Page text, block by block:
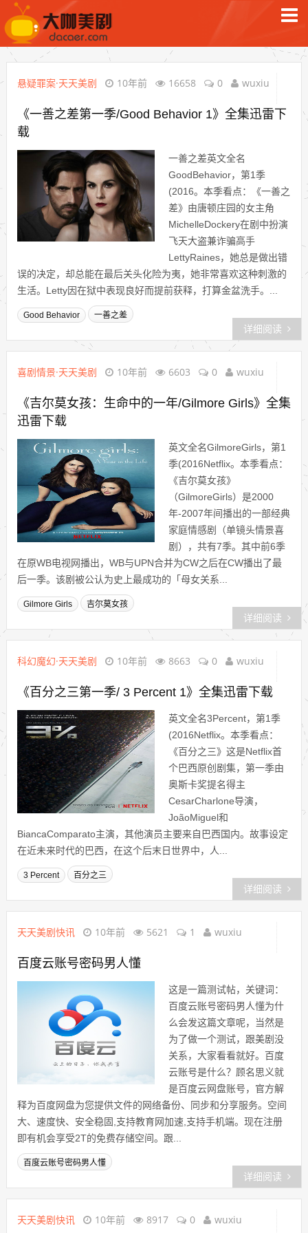
悬疑罪案·天天美剧 10年前 16658 0 wuxiu
《一善之差第一季/Good Behavior 1》全集迅雷下
载
一善之差英文全名
GoodBehavior，第1季
(2016。本季看点：《一善之
差》由唐顿庄园的女主角
MichelleDockery在剧中扮演
飞天大盗兼诈骗高手
LettyRaines，她总是做出错
误的决定，却总能在最后关头化险为夷，她非常喜欢这种刺激的
生活。Letty因在狱中表现良好而提前获释，打算金盆洗手。...
Good Behavior 一善之差
详细阅读
喜剧情景·天天美剧 10年前 6603 0 wuxiu
《吉尔莫女孩：生命中的一年/Gilmore Girls》全集
迅雷下载
英文全名GilmoreGirls，第1
季(2016Netflix。本季看点：
《吉尔莫女孩》
（GilmoreGirls）是2000
年-2007年间播出的一部经典
家庭情感剧（单镜头情景喜
剧），共有7季。其中前6季
在原WB电视网播出，WB与UPN合并为CW之后在CW播出了最
后一季。该剧被公认为史上最成功的「母女关系...
Gilmore Girls 吉尔莫女孩
详细阅读
科幻魔幻·天天美剧 10年前 8663 0 wuxiu
《百分之三第一季/ 3 Percent 1》全集迅雷下载
英文全名3Percent，第1季
(2016Netflix。本季看点：
《百分之三》这是Netflix首
个巴西原创剧集，第一季由
奥斯卡奖提名得主
CesarCharlone导演，
JoãoMiguel和
BiancaComparato主演，其他演员主要来自巴西国内。故事设定
在近未来时代的巴西，在这个后末日世界中，人...
3 Percent 百分之三
详细阅读
天天美剧快讯 10年前 5621 1 wuxiu
百度云账号密码男人懂
这是一篇测试帖，关键词：
百度云账号密码男人懂为什
么会发这篇文章呢，当然是
为了做一个测试，跟美剧没
关系，大家看看就好。百度
云账号是什么？顾名思义就
是百度云网盘账号，官方解
释为百度网盘为您提供文件的网络备份、同步和分享服务。空间
大、速度快、安全稳固,支持教育网加速,支持手机端。现在注册
即有机会享受2T的免费存储空间。跟...
百度云账号密码男人懂
详细阅读
天天美剧快讯 10年前 8917 0 wuxiu